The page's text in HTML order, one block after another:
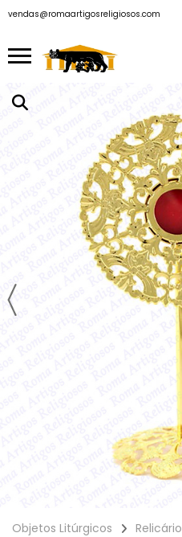
vendas@romaartigosreligiosos.com
Objetos Litúrgicos Relicário